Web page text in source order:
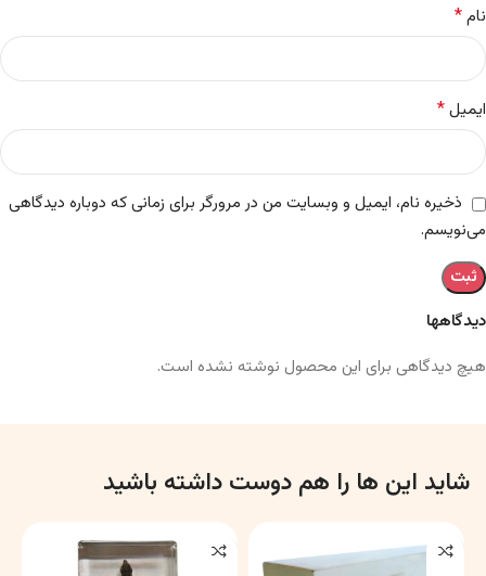
دیدگاهها
هیچ دیدگاهی برای این محصول نوشته نشده است.
نام*
ایمیل*
ذخیره نام، ایمیل و وبسایت من در مرورگر برای زمانی که دوباره دیدگاهی
می‌نویسم.
شاید این ها را هم دوست داشته باشید